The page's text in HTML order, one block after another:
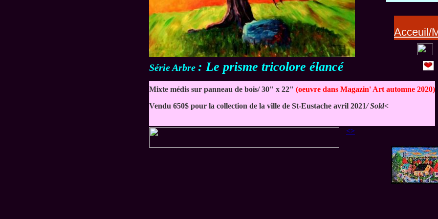
Série Arbre : Le prisme tricolore élancé
Mixte médis sur panneau de bois/30" x 22" (oeuvre dans Magazin' Art automne 2020)
Vendu 650$ pour la collection de la ville de St-Eustache avril 2021/ Sold<
Acceuil/
<>